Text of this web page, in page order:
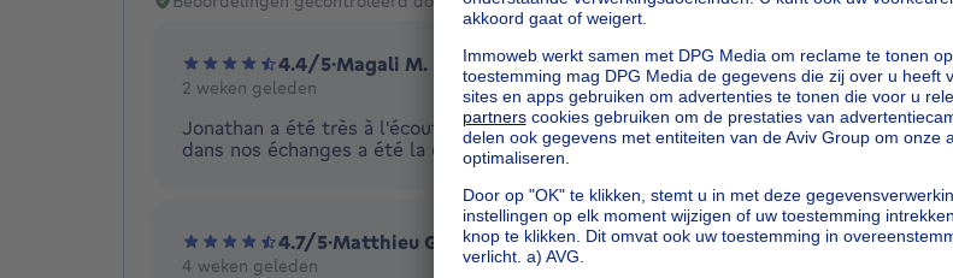
4.4/5·Magali M.
2 weken geleden
Jonathan a été très à l'écoute de nos demandes et craintes. Je pense que la sincérité
dans nos échanges a été la clé.
4.7/5·Matthieu G.
4 weken geleden